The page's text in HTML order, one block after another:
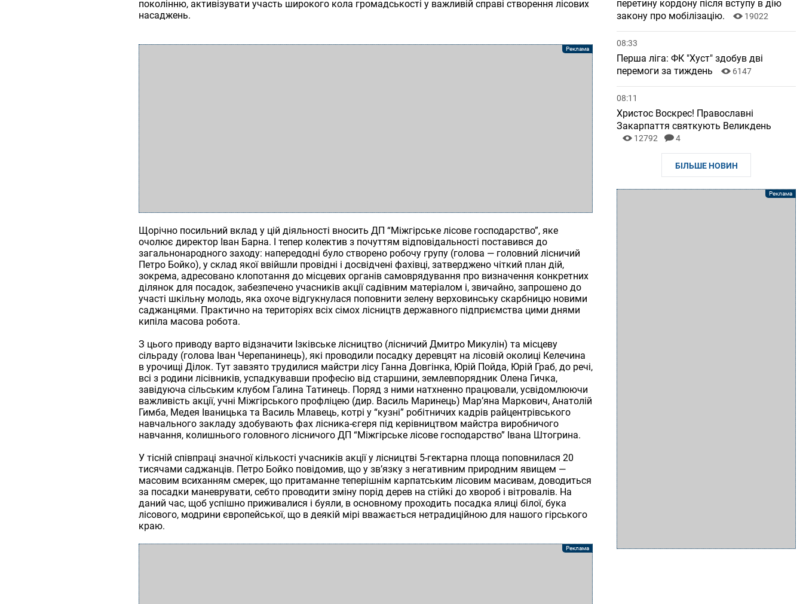
поколінню, активізувати участь широкого кола громадськості у важливій справі створення лісових
насаджень.
Щорічно посильний вклад у цій діяльності вносить ДП “Міжгірське лісове господарство”, яке
очолює директор Іван Барна. І тепер колектив з почуттям відповідальності поставився до
загальнонародного заходу: напередодні було створено робочу групу (голова — головний лісничий
Петро Бойко), у склад якої ввійшли провідні і досвідчені фахівці, затверджено чіткий план дій,
зокрема, адресовано клопотання до місцевих органів самоврядування про визначення конкретних
ділянок для посадок, забезпечено учасників акції садівним матеріалом і, звичайно, запрошено до
участі шкільну молодь, яка охоче відгукнулася поповнити зелену верховинську скарбницю новими
саджанцями. Практично на територіях всіх сімох лісництв державного підприємства цими днями
кипіла масова робота.
З цього приводу варто відзначити Ізківське лісництво (лісничий Дмитро Микулін) та місцеву
сільраду (голова Іван Черепанинець), які проводили посадку деревцят на лісовій околиці Келечина
в урочищі Ділок. Тут завзято трудилися майстри лісу Ганна Довгінка, Юрій Пойда, Юрій Граб, до речі,
всі з родини лісівників, успадкувавши професію від старшини, землевпорядник Олена Гичка,
завідуюча сільським клубом Галина Татинець. Поряд з ними натхненно працювали, усвідомлюючи
важливість акції, учні Міжгірського профліцею (дир. Василь Маринець) Мар’яна Маркович, Анатолій
Гимба, Медея Іваницька та Василь Млавець, котрі у “кузні” робітничих кадрів райцентрівського
навчального закладу здобувають фах лісника-єгеря під керівництвом майстра виробничого
навчання, колишнього головного лісничого ДП “Міжгірське лісове господарство” Івана Штогрина.
У тісній співпраці значної кількості учасників акції у лісництві 5-гектарна площа поповнилася 20
тисячами саджанців. Петро Бойко повідомив, що у зв’язку з негативним природним явищем —
масовим всиханням смерек, що притаманне теперішнім карпатським лісовим масивам, доводиться
за посадки маневрувати, себто проводити зміну порід дерев на стійкі до хвороб і вітровалів. На
даний час, щоб успішно приживалися і буяли, в основному проходить посадка ялиці білої, бука
лісового, модрини європейської, що в деякій мірі вважається нетрадиційною для нашого гірського
краю.
перетину кордону після вступу в дію
закону про мобілізацію.
19022
08:33
Перша ліга: ФК "Хуст" здобув дві
перемоги за тиждень
6147
08:11
Христос Воскрес! Православні
Закарпаття святкують Великдень
12792 4
БІЛЬШЕ НОВИН